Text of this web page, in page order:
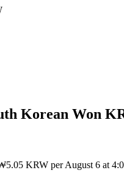
Korean Won
KRW per August 6 at